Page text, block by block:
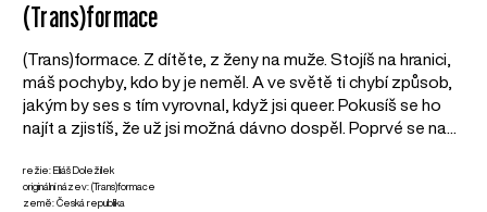
(Trans)formace
(Trans)formace. Z dítěte, z ženy na muže. Stojíš na hranici,
máš pochyby, kdo by je neměl. A ve světě ti chybí způsob,
jakým by ses s tím vyrovnal, když jsi queer. Pokusíš se ho
najít a zjistíš, že už jsi možná dávno dospěl. Poprvé se na...
režie: Eliáš Doležílek
originální název: (Trans)formace
země: Česká republika